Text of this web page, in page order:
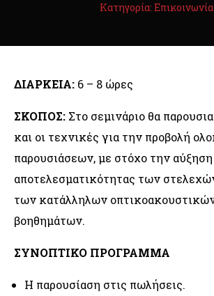
Κατηγορία: Επικοινωνία
ΔΙΑΡΚΕΙΑ: 6 – 8 ώρες
ΣΚΟΠΟΣ: Στο σεμινάριο θα
και οι τεχνικές για την προβολή
παρουσιάσεων, με στόχο την
αποτελεσματικότητας των
των κατάλληλων
βοηθημάτων.
ΣΥΝΟΠΤΙΚΟ ΠΡΟΓΡΑΜΜΑ
Η παρουσίαση στις πωλήσεις.